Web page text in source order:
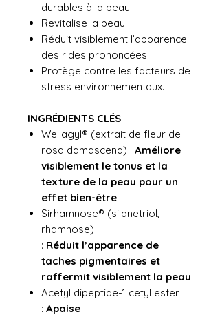
durables à la peau.
Revitalise la peau.
Réduit visiblement l’apparence
des rides prononcées.
Protège contre les facteurs de
stress environnementaux.
INGRÉDIENTS CLÉS
Wellagyl® (extrait de fleur de
rosa damascena) : Améliore
visiblement le tonus et la
texture de la peau pour un
effet bien-être
Sirhamnose® (silanetriol,
rhamnose)
: Réduit l’apparence de
taches pigmentaires et
raffermit visiblement la peau
Acetyl dipeptide-1 cetyl ester
: Apaise